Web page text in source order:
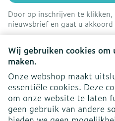
Wij gebruiken cookies
maken.
Onze webshop maakt
essentiële cookies. Deze
om onze website te laten
geen gebruik van andere
Door op inschrijven te
nieuwsbrief en gaat u akkoord